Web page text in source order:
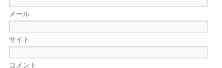
メール
サイト
コメント